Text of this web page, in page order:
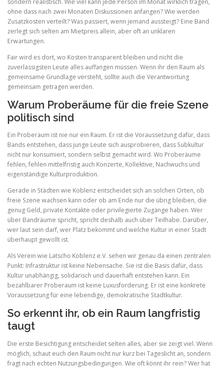
ohne dass nach zwei Monaten Diskussionen anfangen? Wie werden
Zusatzkosten verteilt? Was passiert, wenn jemand aussteigt? Eine Band
zerlegt sich selten am Mietpreis allein, aber oft an unklaren
Erwartungen.
Fair wird es dort, wo Kosten transparent bleiben und nicht die
zuverlässigsten Leute alles auffangen müssen. Wenn ihr den Raum als
gemeinsame Grundlage versteht, sollte auch die Verantwortung
gemeinsam getragen werden.
Warum Proberäume für die freie Szene
politisch sind
Ein Proberaum ist nie nur ein Raum. Er ist die Voraussetzung dafür, dass
Bands entstehen, dass junge Leute sich ausprobieren, dass Subkultur
nicht nur konsumiert, sondern selbst gemacht wird. Wo Proberäume
fehlen, fehlen mittelfristig auch Konzerte, Kollektive, Nachwuchs und
eigenständige Kulturproduktion.
Gerade in Städten wie Koblenz entscheidet sich an solchen Orten, ob
freie Szene wachsen kann oder ob am Ende nur die übrig bleiben, die
genug Geld, private Kontakte oder privilegierte Zugänge haben. Wer
über Bandräume spricht, spricht deshalb auch über Teilhabe. Darüber,
wer laut sein darf, wer Platz bekommt und welche Kultur in einer Stadt
überhaupt gewollt ist.
Als Verein wie Latscho Koblenz e.V. sehen wir genau da einen zentralen
Punkt: Infrastruktur ist keine Nebensache. Sie ist die Basis dafür, dass
Kultur unabhängig, solidarisch und dauerhaft entstehen kann. Ein
bezahlbarer Proberaum ist keine Luxusforderung. Er ist eine konkrete
Voraussetzung für eine lebendige, demokratische Stadtkultur.
So erkennt ihr, ob ein Raum langfristig
taugt
Die erste Besichtigung entscheidet selten alles, aber sie zeigt viel. Wenn
möglich, schaut euch den Raum nicht nur kurz bei Tageslicht an, sondern
fragt nach echten Nutzungsbedingungen. Wie oft könnt ihr rein? Wer hat